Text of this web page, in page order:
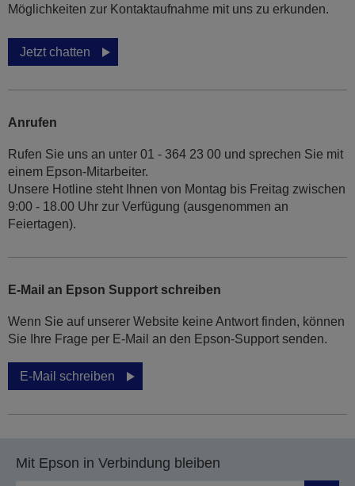
Möglichkeiten zur Kontaktaufnahme mit uns zu erkunden.
Jetzt chatten
Anrufen
Rufen Sie uns an unter 01 - 364 23 00 und sprechen Sie mit
einem Epson-Mitarbeiter.
Unsere Hotline steht Ihnen von Montag bis Freitag zwischen
9:00 - 18.00 Uhr zur Verfügung (ausgenommen an
Feiertagen).
E-Mail an Epson Support schreiben
Wenn Sie auf unserer Website keine Antwort finden, können
Sie Ihre Frage per E-Mail an den Epson-Support senden.
E-Mail schreiben
Mit Epson in Verbindung bleiben